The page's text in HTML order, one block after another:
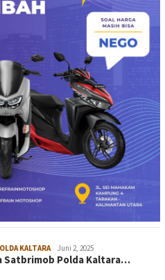
KALTARA Juni 2, 2025
Satbrimob Polda Kaltara…